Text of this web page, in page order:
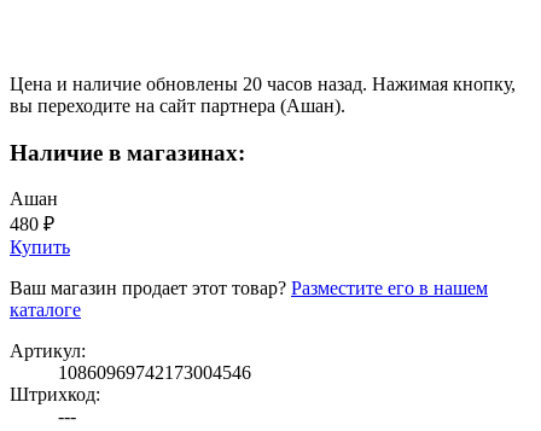
Цена и наличие обновлены 20 часов назад. Нажимая кнопку,
вы переходите на сайт партнера (Ашан).
Наличие в магазинах:
Ашан
480 ₽
Купить
Ваш магазин продает этот товар? Разместите его в нашем
каталоге
Артикул:
10860969742173004546
Штрихкод:
---